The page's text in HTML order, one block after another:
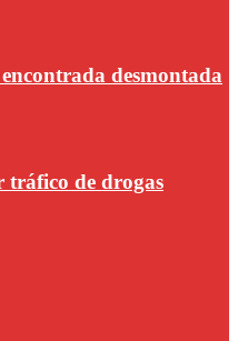
desmontada
tráfico de drogas